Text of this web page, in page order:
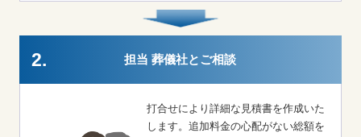
2. 担当 葬儀社とご相談
打合せにより詳細な見積書を作成いた
します。追加料金の心配がない総額を